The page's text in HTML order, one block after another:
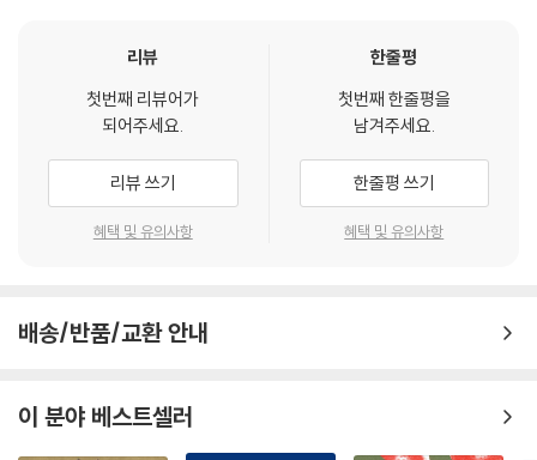
리뷰
첫번째 리뷰어가
되어주세요.
리뷰 쓰기
혜택 및 유의사항
한줄평
첫번째 한줄평을
남겨주세요.
한줄평 쓰기
혜택 및 유의사항
배송/반품/교환 안내
이 분야 베스트셀러